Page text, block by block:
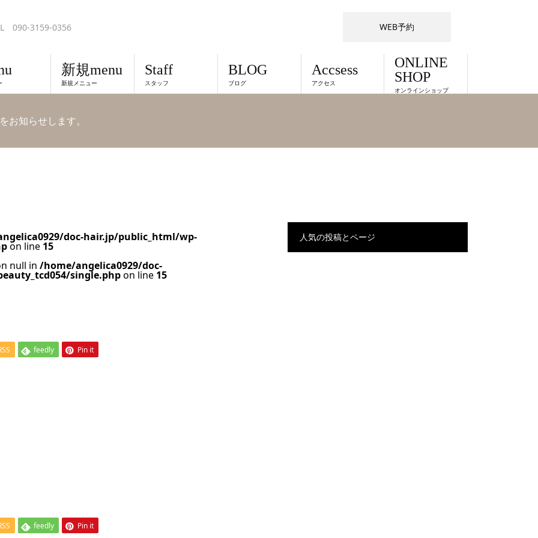
090-3159-0356 WEB予約
新規menu
新規メニュー
Staff
スタッフ
BLOG
ブログ
Accsess
アクセス
ONLINE
SHOP
オンラインショップ
お知らせします。
doc-hair.jp/public_html/wp-
on line 15
null in /home/angelica0929/doc-
single.phpon line 15
feedly Pin it
feedly Pin it
人気の投稿とページ